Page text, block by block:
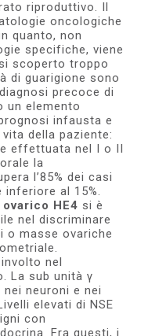
riproduttivo. Il
oncologiche
quanto, non
specifiche, viene
scoperto troppo
di guarigione sono
precoce di
un elemento
infausta e
della paziente:
effettuata nel I o II
la
l’85% dei casi
al 15%.
HE4 si è
nel discriminare
o masse ovariche
nel
La sub unità γ
neuroni e nei
elevati di NSE
con
Fra questi, i